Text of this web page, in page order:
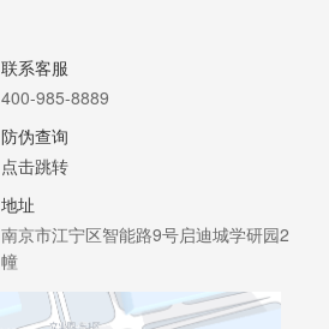
联系客服
400-985-8889
防伪查询
点击跳转
地址
南京市江宁区智能路9号启迪城学研园2
幢